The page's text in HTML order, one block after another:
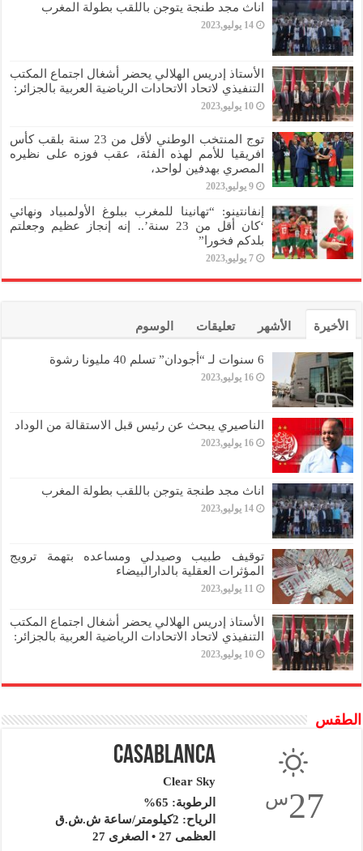
اناث مجد طنجة يتوجن باللقب بطولة المغرب
14 يوليو,2023
الأستاذ إدريس الهلالي يحضر أشغال اجتماع المكتب
التنفيذي لاتحاد الاتحادات الرياضية العربية بالجزائر:
10 يوليو,2023
توج المنتخب الوطني لأقل من 23 سنة بلقب كأس
افريقيا للأمم لهذه الفئة، عقب فوزه على نظيره
المصري بهدفين لواحد،
9 يوليو,2023
إنفانتينو: “تهانينا للمغرب ببلوغ الأولمبياد ونهائي
‘كان أقل من 23 سنة’.. إنه إنجاز عظيم وجعلتم
بلدكم فخورا”
7 يوليو,2023
الأخيرة الأشهر تعليقات الوسوم
6 سنوات لـ “أجودان” تسلم 40 مليونا رشوة
16 يوليو,2023
الناصيري يبحث عن رئيس قبل الاستقالة من الوداد
16 يوليو,2023
اناث مجد طنجة يتوجن باللقب بطولة المغرب
14 يوليو,2023
توقيف طبيب وصيدلي ومساعده بتهمة ترويج
المؤثرات العقلية بالدارالبيضاء
11 يوليو,2023
الأستاذ إدريس الهلالي يحضر أشغال اجتماع المكتب
التنفيذي لاتحاد الاتحادات الرياضية العربية بالجزائر:
10 يوليو,2023
الطقس
27س
Casablanca
Clear Sky
الرطوبة: 65%
الرياح: 2كيلومتر/ساعة ش.ش.ق‎
العظمى 27 • الصغرى 27